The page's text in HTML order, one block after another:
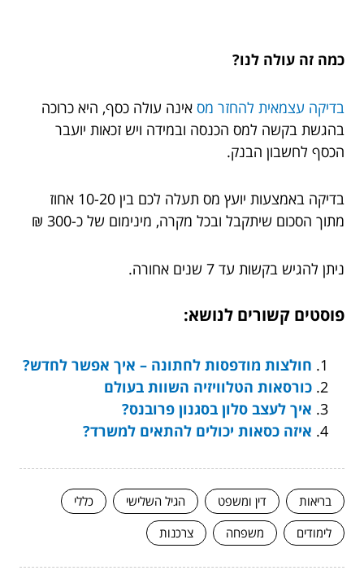
כמה זה עולה לנו?
בדיקה עצמאית להחזר מס אינה עולה כסף, היא כרוכה
בהגשת בקשה למס הכנסה ובמידה ויש זכאות יועבר
הכסף לחשבון הבנק.
בדיקה באמצעות יועץ מס תעלה לכם בין 10-20 אחוז
מתוך הסכום שיתקבל ובכל מקרה, מינימום של כ-300 ₪
ניתן להגיש בקשות עד 7 שנים אחורה.
פוסטים קשורים לנושא:
חולצות מודפסות לחתונה – איך אפשר לחדש?
כורסאות הטלוויזיה השוות בעולם
איך לעצב סלון בסגנון פרובנס?
איזה כסאות יכולים להתאים למשרד?
בריאות דין ומשפט הגיל השלישי
כללי
לימודים
משפחה צרכנות